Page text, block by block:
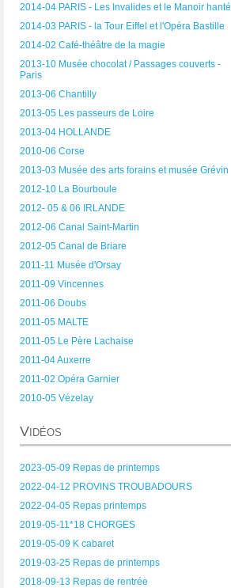
2014-04 PARIS - Les Invalides et le Manoir hanté
2014-03 PARIS - la Tour Eiffel et l'Opéra Bastille
2014-02 Café-théâtre de la magie
2013-10 Musée chocolat / Passages couverts -
Paris
2013-06 Chantilly
2013-05 Les passeurs de Loire
2013-04 HOLLANDE
2010-06 Corse
2013-03 Musée des arts forains et musée Grévin
2012-10 La Bourboule
2012- 05 & 06 IRLANDE
2012-06 Canal Saint-Martin
2012-05 Canal de Briare
2011-11 Musée d'Orsay
2011-09 Vincennes
2011-06 Doubs
2011-05 MALTE
2011-05 Le Père Lachaise
2011-04 Auxerre
2011-02 Opéra Garnier
2010-05 Vézelay
Vidéos
2023-05-09 Repas de printemps
2022-04-12 PROVINS TROUBADOURS
2022-04-05 Repas printemps
2019-05-11*18 CHORGES
2019-05-09 K cabaret
2019-03-25 Repas de printemps
2018-09-13 Repas de rentrée